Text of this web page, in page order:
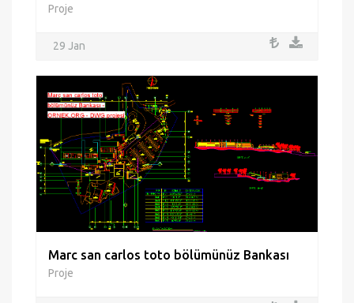
Proje
29 Jan
Marc san carlos toto bölümünüz Bankası
Proje